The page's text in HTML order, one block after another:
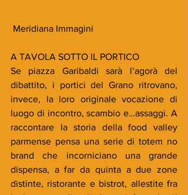
Meridiana Immagini
A TAVOLA SOTTO IL PORTICO
Se piazza Garibaldi sarà l’agorà del
dibattito, i portici del Grano ritrovano,
invece, la loro originale vocazione di
luogo di incontro, scambio e…assaggi. A
raccontare la storia della food valley
parmense pensa una serie di totem no
brand che incorniciano una grande
dispensa, a far da quinta a due zone
distinte, ristorante e bistrot, allestite fra